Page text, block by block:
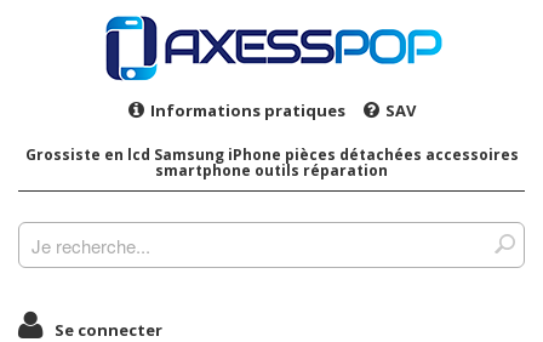
Informations pratiques SAV
Grossiste en lcd Samsung iPhone pièces détachées accessoires
smartphone outils réparation
Se connecter